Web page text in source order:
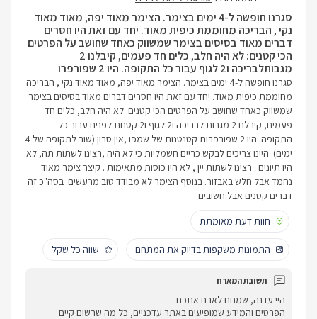
סגרנו חופשה ל-4 ימים בצימר. הצימר מאוד יפה, מאוד מאוד
נקי , הבריכה מחוממת כיפית מאוד. יחד עם זאת היו חסרים
דברים מאוד בסיסים בצימר שמשווק כאחד שחושב על הפרטים
הכי קטנים: לא היה חלב, כלים חד פעמים, קיבלנו 2
מגבותלבריכה ו2 לגוף עבור כל התקופה. היו 2 שפורפרו
סגרנו חופשה ל-4 ימים בצימר. הצימר מאוד יפה, מאוד מאוד נקי , הבריכה
מחוממת כיפית מאוד. יחד עם זאת היו חסרים דברים מאוד בסיסים בצימר
שמשווק כאחד שחושב על הפרטים הכי קטנים: לא היה חלב, כלים חד
פעמים, קיבלנו 2 מגבות לבריכה ו2 לגוף ו2 קטנות לפנים עבור כל
התקופה. היו 2 שפורפרות קטנטנות של שמפו ,אין סבון (שוב לתקופה של 4
ימים). היינו צריכים לבקש כריים חשמליות כי לא היה ,רצינו לשתות תה, לא
היו תיונים . רצינו לשתות יין , לא היו כוסות מתאימות . קיצר צימר מאוד
נחמד אבל חלש באבזור. בנוסף הצימר לא מבודד טוב מרעשים. בסה"כ זה
דברים קטנים אבל חשובים.
חוות דעת מאומתת
התמונות משקפות בדיוק את המתחם שווה כל שקל
היי עדנה, שמחנו לארח אתכם .
הפרטים והמידע שמופיעים באתר עדכניים, כל מה שרשום קיים